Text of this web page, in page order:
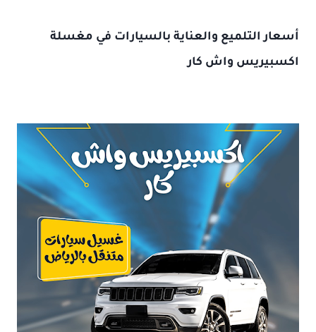
أسعار التلميع والعناية بالسيارات في مغسلة
اكسبيريس واش كار